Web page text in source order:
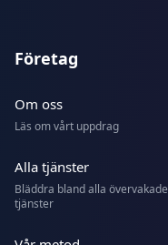
Företag
Om oss
Läs om vårt uppdrag
Alla tjänster
Bläddra bland alla övervakade
tjänster